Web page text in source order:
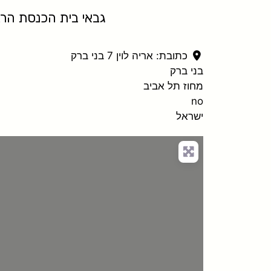
גבאי בית הכנסת הרב
כתובת: אריה לוין 7 בני ברק
בני ברק
מחוז תל אביב
no
ישראל